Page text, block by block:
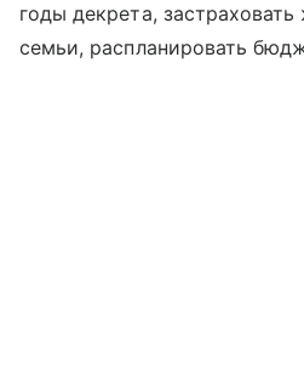
годы декрета,
семьи, распланировать